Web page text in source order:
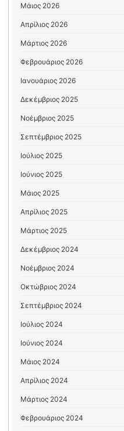
Μάιος 2026
Απρίλιος 2026
Μάρτιος 2026
Φεβρουάριος 2026
Ιανουάριος 2026
Δεκέμβριος 2025
Νοέμβριος 2025
Σεπτέμβριος 2025
Ιούλιος 2025
Ιούνιος 2025
Μάιος 2025
Απρίλιος 2025
Μάρτιος 2025
Δεκέμβριος 2024
Νοέμβριος 2024
Οκτώβριος 2024
Σεπτέμβριος 2024
Ιούλιος 2024
Ιούνιος 2024
Μάιος 2024
Απρίλιος 2024
Μάρτιος 2024
Φεβρουάριος 2024